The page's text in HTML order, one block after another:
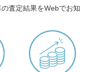
査定結果をWebでお知